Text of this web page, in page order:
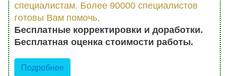
специалистам. Более 90000 специалистов
готовы Вам помочь.
Бесплатные корректировки и доработки.
Бесплатная оценка стоимости работы.
Подробнее